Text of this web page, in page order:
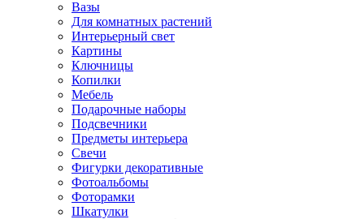
Вазы
Для комнатных растений
Интерьерный свет
Картины
Ключницы
Копилки
Мебель
Подарочные наборы
Подсвечники
Предметы интерьера
Свечи
Фигурки декоративные
Фотоальбомы
Фоторамки
Шкатулки